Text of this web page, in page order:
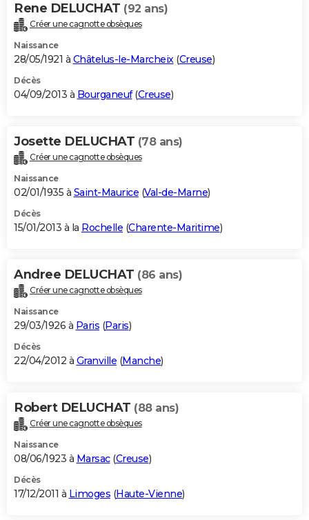
Rene DELUCHAT (92 ans)
Créer une cagnotte obsèques
Naissance
28/05/1921 à Châtelus-le-Marcheix(Creuse)
Décès
04/09/2013 à Bourganeuf(Creuse)
Josette DELUCHAT (78 ans)
Créer une cagnotte obsèques
Naissance
02/01/1935 à Saint-Maurice (Val-de-Marne)
Décès
15/01/2013 à la Rochelle (Charente-Maritime)
Andree DELUCHAT (86 ans)
Créer une cagnotte obsèques
Naissance
29/03/1926 à Paris (Paris)
Décès
22/04/2012 à Granville (Manche)
Robert DELUCHAT (88 ans)
Créer une cagnotte obsèques
Naissance
08/06/1923 à Marsac(Creuse)
Décès
17/12/2011 à Limoges (Haute-Vienne)